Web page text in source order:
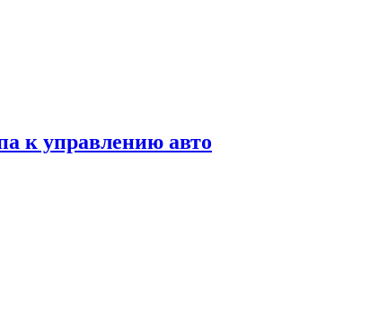
к управлению авто